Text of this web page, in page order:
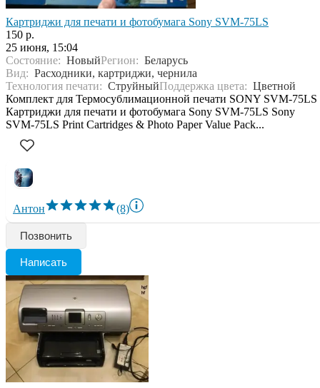
Картриджи для печати и фотобумага Sony SVM-75LS
150 р.
25 июня, 15:04
Состояние: НовыйРегион: Беларусь
Вид: Расходники, картриджи, чернила
Технология печати: СтруйныйПоддержка цвета: Цветной
Комплект для Термосублимационной печати SONY SVM-75LS
Картриджи для печати и фотобумага Sony SVM-75LS Sony
SVM-75LS Print Cartridges & Photo Paper Value Pack...
Антон (8)
Позвонить
Написать